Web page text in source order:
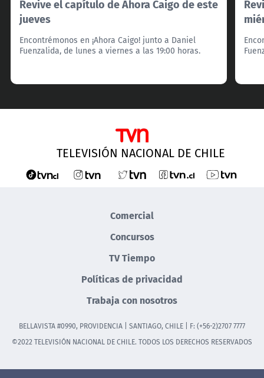
Revive el capítulo de Ahora Caigo de este
jueves
Encontrémonos en ¡Ahora Caigo! junto a Daniel
Fuenzalida, de lunes a viernes a las 19:00 horas.
TELEVISIÓN NACIONAL DE CHILE
Comercial
Concursos
TV Tiempo
Políticas de privacidad
Trabaja con nosotros
BELLAVISTA #0990, PROVIDENCIA | SANTIAGO, CHILE | F: (+56-2)2707 7777
©2022 TELEVISIÓN NACIONAL DE CHILE. TODOS LOS DERECHOS RESERVADOS